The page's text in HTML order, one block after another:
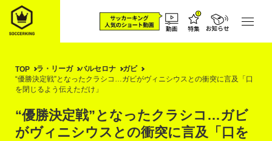
TOP ラ・リーガ バルセロナ
ガビ
“優勝決定戦”となったクラシコ…ガビがヴィニシウスとの衝突に言及「口
を閉じるよう伝えただけ」
“優勝決定戦”となったクラシコ…ガビ
がヴィニシウスとの衝突に言及「口を